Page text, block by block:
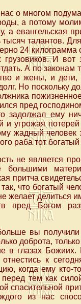
о многом
а потому
а евангельская
талантов.
24 килограмма
И вот
А по законам
и жены, и
Но поскольку
пред
задолжал ему
и угрожая
жадный человек
раба тот
не является
притча
что богатый
желает делиться
пред Богом
вы
доброта, только
в глазах Божиих.
к
когда ему кто-
тем как
спасительной
из нас